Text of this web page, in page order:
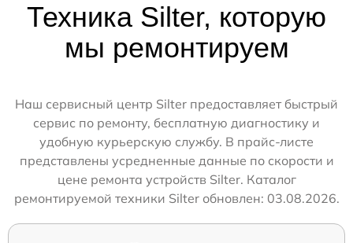
Техника Silter, которую
мы ремонтируем
Наш сервисный центр Silter предоставляет быстрый
сервис по ремонту, бесплатную диагностику и
удобную курьерскую службу. В прайс-листе
представлены усредненные данные по скорости и
цене ремонта устройств Silter. Каталог
ремонтируемой техники Silter обновлен: 03.08.2026.